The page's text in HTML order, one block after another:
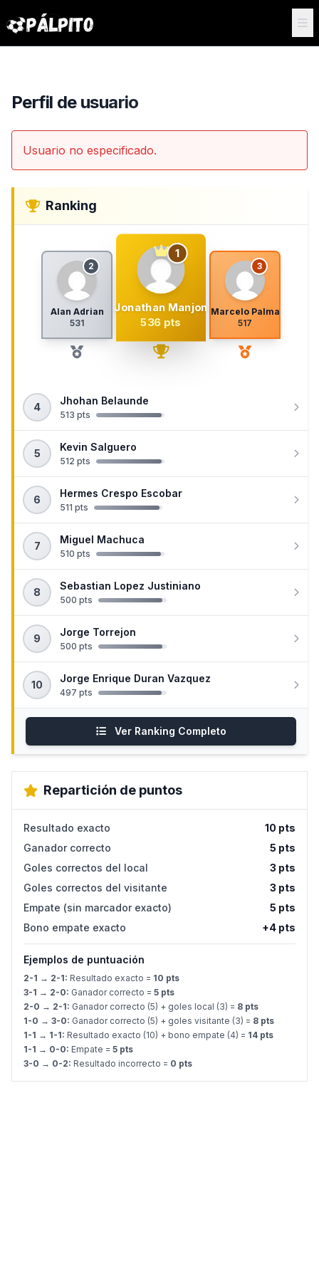
Perfil de usuario
Usuario no especificado.
Ranking
2
Alan Adrian
531
1
Jonathan Manjon
536 pts
3
Marcelo Palma
517
4
Jhohan Belaunde
513 pts
5
Kevin Salguero
512 pts
6
Hermes Crespo Escobar
511 pts
7
Miguel Machuca
510 pts
8
Sebastian Lopez Justiniano
500 pts
9
Jorge Torrejon
500 pts
10
Jorge Enrique Duran Vazquez
497 pts
Ver Ranking Completo
Repartición de puntos
Resultado exacto
10 pts
Ganador correcto
5 pts
Goles correctos del local
3 pts
Goles correctos del visitante
3 pts
Empate (sin marcador exacto)
5 pts
Bono empate exacto
+4 pts
Ejemplos de puntuación
2-1 → 2-1: Resultado exacto = 10 pts
3-1 → 2-0: Ganador correcto = 5 pts
2-0 → 2-1: Ganador correcto (5) + goles local (3) = 8 pts
1-0 → 3-0: Ganador correcto (5) + goles visitante (3) = 8 pts
1-1 → 1-1: Resultado exacto (10) + bono empate (4) = 14 pts
1-1 → 0-0: Empate = 5 pts
3-0 → 0-2: Resultado incorrecto = 0 pts